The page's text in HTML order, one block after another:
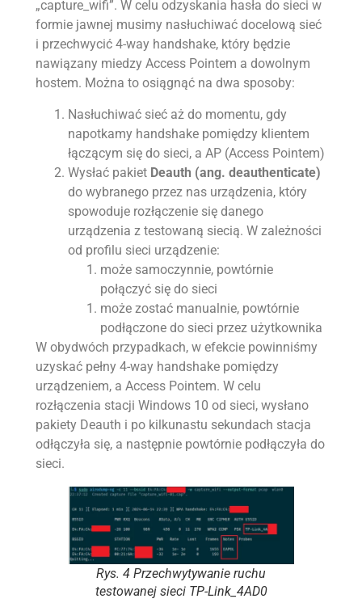
„capture_wifi”. W celu odzyskania hasła do sieci w
formie jawnej musimy nasłuchiwać docelową sieć
i przechwycić 4-way handshake, który będzie
nawiązany miedzy Access Pointem a dowolnym
hostem. Można to osiągnąć na dwa sposoby:
Nasłuchiwać sieć aż do momentu, gdy
napotkamy handshake pomiędzy klientem
łączącym się do sieci, a AP (Access Pointem)
Wysłać pakiet Deauth (ang. deauthenticate)
do wybranego przez nas urządzenia, który
spowoduje rozłączenie się danego
urządzenia z testowaną siecią. W zależności
od profilu sieci urządzenie:
może samoczynnie, powtórnie
połączyć się do sieci
może zostać manualnie, powtórnie
podłączone do sieci przez użytkownika
W obydwóch przypadkach, w efekcie powinniśmy
uzyskać pełny 4-way handshake pomiędzy
urządzeniem, a Access Pointem. W celu
rozłączenia stacji Windows 10 od sieci, wysłano
pakiety Deauth i po kilkunastu sekundach stacja
odłączyła się, a następnie powtórnie podłączyła do
sieci.
Rys. 4 Przechwytywanie ruchu
testowanej sieci TP-Link_4AD0